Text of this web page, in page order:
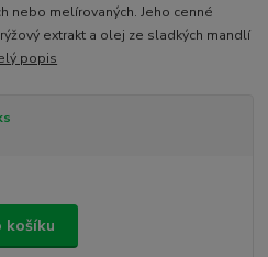
nebo melírovaných. Jeho cenné
extrakt a olej ze sladkých mandlí
popis
košíku